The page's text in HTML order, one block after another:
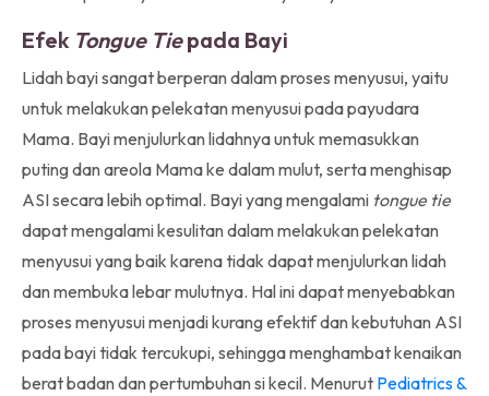
Efek Tongue Tiepada Bayi
Lidah bayi sangat berperan dalam proses menyusui, yaitu
untuk melakukan pelekatan menyusui pada payudara
Mama. Bayi menjulurkan lidahnya untuk memasukkan
puting dan areola Mama ke dalam mulut, serta menghisap
ASI secara lebih optimal. Bayi yang mengalami tongue tie
dapat mengalami kesulitan dalam melakukan pelekatan
menyusui yang baik karena tidak dapat menjulurkan lidah
dan membuka lebar mulutnya. Hal ini dapat menyebabkan
proses menyusui menjadi kurang efektif dan kebutuhan ASI
pada bayi tidak tercukupi, sehingga menghambat kenaikan
berat badan dan pertumbuhan si kecil. Menurut Pediatrics &